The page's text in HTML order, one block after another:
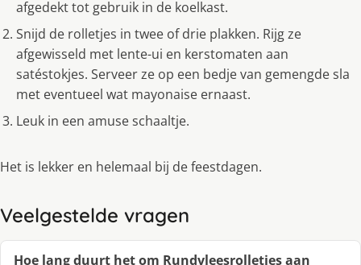
afgedekt tot gebruik in de koelkast.
Snijd de rolletjes in twee of drie plakken. Rijg ze
afgewisseld met lente-ui en kerstomaten aan
satéstokjes. Serveer ze op een bedje van gemengde sla
met eventueel wat mayonaise ernaast.
Leuk in een amuse schaaltje.
Het is lekker en helemaal bij de feestdagen.
Veelgestelde vragen
Hoe lang duurt het om Rundvleesrolletjes aan